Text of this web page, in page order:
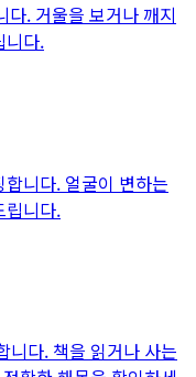
. 거울을 보거나 깨지
니다.
니다. 얼굴이 변하는
립니다.
니다. 책을 읽거나 사는